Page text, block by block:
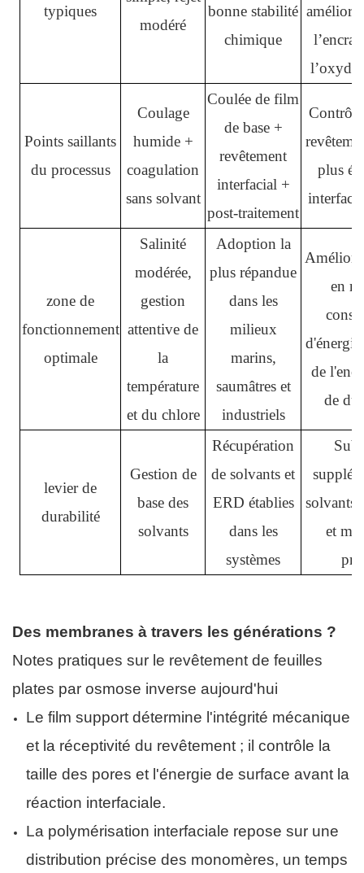
typiques
modéré
bonne stabilité
chimique
amélioré
Points saillants
du processus
Coulage
humide +
coagulation
sans solvant
Coulée de film
de base +
revêtement
interfacial +
post-traitement
plus
zone de
fonctionnement
optimale
Salinité
modérée,
gestion
attentive de
la
température
et du chlore
Adoption la
plus répandue
dans les
milieux
marins,
saumâtres et
industriels
en
de
de
levier de
durabilité
Gestion de
base des
solvants
Récupération
de solvants et
ERD établies
dans les
systèmes
et
Des membranes à travers les générations ?
Notes pratiques sur le revêtement de feuilles
plates par osmose inverse aujourd'hui
Le film support détermine l'intégrité mécanique
et la réceptivité du revêtement ; il contrôle la
taille des pores et l'énergie de surface avant la
réaction interfaciale.
La polymérisation interfaciale repose sur une
distribution précise des monomères, un temps